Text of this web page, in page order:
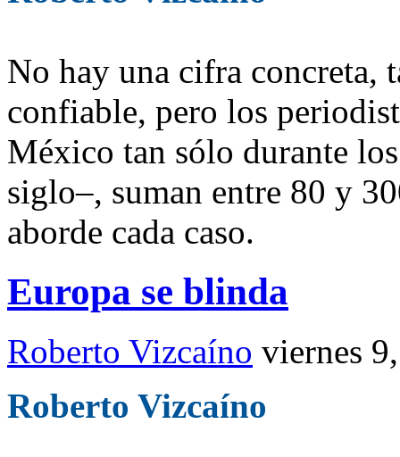
No hay una cifra concreta,
confiable, pero los
México tan sólo durante
siglo–, suman entre 80 y
aborde cada caso.
Europa se blinda
Roberto Vizcaíno viernes
Roberto Vizcaíno